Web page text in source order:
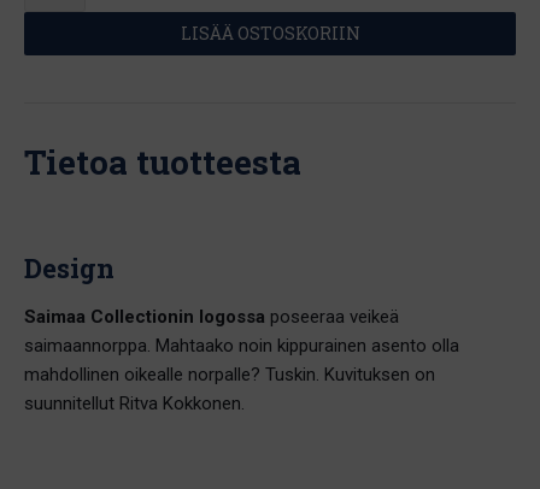
wanhan
LISÄÄ OSTOSKORIIN
Tietoa tuotteesta
Design
Saimaa Collectionin logossa poseeraa veikeä
saimaannorppa. Mahtaako noin kippurainen asento olla
mahdollinen oikealle norpalle? Tuskin. Kuvituksen on
suunnitellut Ritva Kokkonen.